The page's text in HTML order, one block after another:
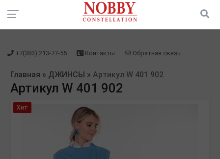
зарегистрироваться" />зарегистрироваться" />
+7(383) 213-77-55 Контакты Обратная связь
Главная » ДЖИНСЫ » Артикул W 401 902
Артикул W 401 902
Хит